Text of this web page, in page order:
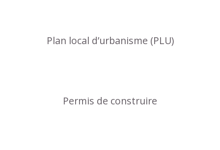
Plan local d’urbanisme (PLU)
Permis de construire